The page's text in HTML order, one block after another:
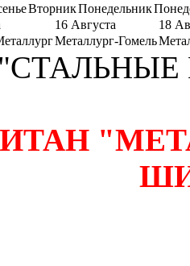
ВторникПонедельник
16 Августа
18
Металлург-Гомель